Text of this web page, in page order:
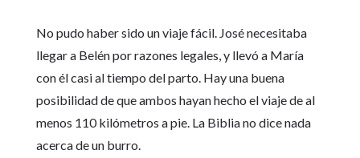
No pudo haber sido un viaje fácil. José necesitaba
llegar a Belén por razones legales, y llevó a María
con él casi al tiempo del parto. Hay una buena
posibilidad de que ambos hayan hecho el viaje de al
menos 110 kilómetros a pie. La Biblia no dice nada
acerca de un burro.